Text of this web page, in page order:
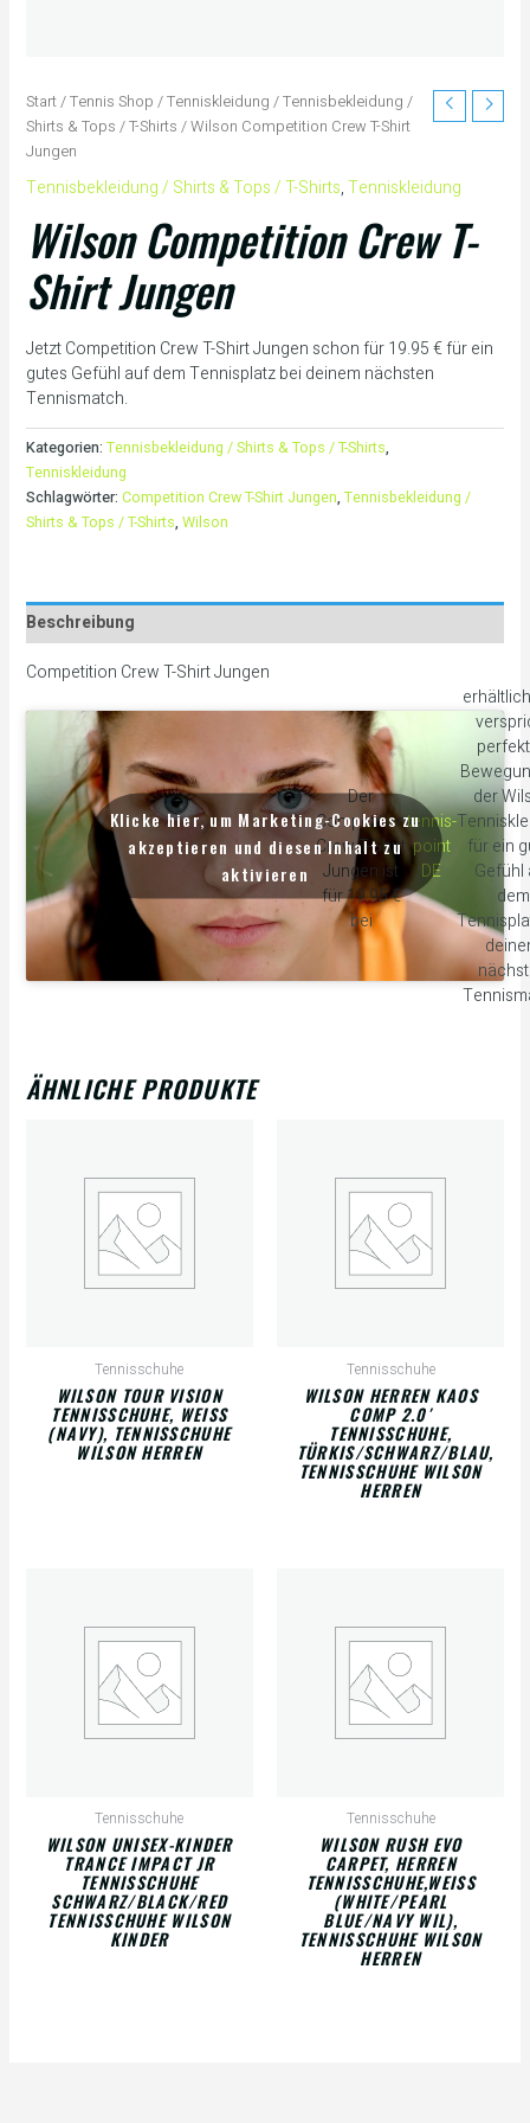
Start/Tennis Shop /Tenniskleidung /Tennisbekleidung /
Shirts & Tops / T-Shirts / Wilson Competition Crew T-Shirt
Jungen
Tennisbekleidung / Shirts & Tops / T-Shirts,Tenniskleidung
Wilson Competition Crew T-
Shirt Jungen
Jetzt Competition Crew T-Shirt Jungen schon für 19.95 € für ein
gutes Gefühl auf dem Tennisplatz bei deinem nächsten
Tennismatch.
Kategorien: Tennisbekleidung / Shirts & Tops / T-Shirts,
Tenniskleidung
Schlagwörter: Competition Crew T-Shirt Jungen, Tennisbekleidung /
Shirts & Tops / T-Shirts, Wilson
Beschreibung
Competition Crew T-Shirt Jungen
Der
Competition
Crew T-Shirt
Jungen ist
für 19.95 €
bei
tennis-
point
DE
der
für ein
Gefühl
dem
Klicke hier, um Marketing-Cookies zu
akzeptieren und diesen Inhalt zu
aktivieren
ÄHNLICHE PRODUKTE
Tennisschuhe
WILSON TOUR VISION
TENNISSCHUHE, WEISS (
NAVY), TENNISSCHUHE W
ILSON HERREN
Tennisschuhe
WILSON HERREN KAOS
COMP 2.0′
TENNISSCHUHE,
TÜRKIS/SCHWARZ/BLAU,
TENNISSCHUHE WILSON
HERREN
Tennisschuhe
WILSON UNISEX-KINDER
TRANCE IMPACT JR
TENNISSCHUHE
SCHWARZ/BLACK/RED
TENNISSCHUHE WILSON
KINDER
Tennisschuhe
WILSON RUSH EVO
CARPET, HERREN
TENNISSCHUHE,WEISS (
WHITE/PEARL B
LUE/NAVY WIL), T
ENNISSCHUHE WILSON H
ERREN